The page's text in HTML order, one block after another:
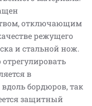
отключающим
режущего
и стальной нож.
в
бордюров, так
защитный